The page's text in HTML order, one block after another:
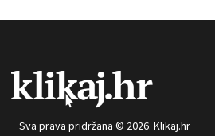
Sva prava pridržana © 2026. Klikaj.hr